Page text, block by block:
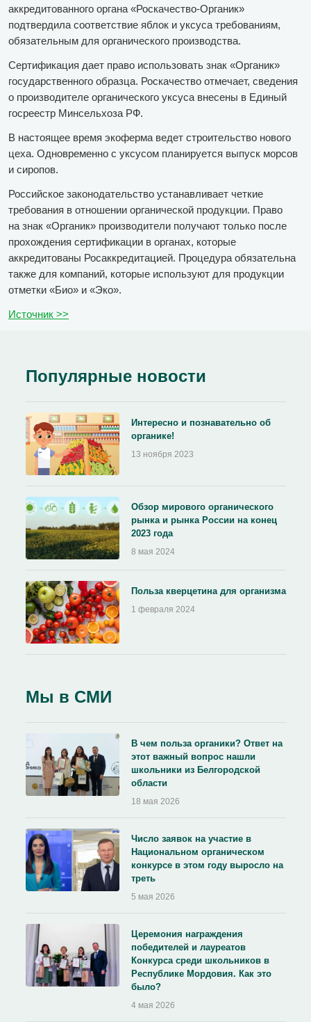
аккредитованного органа «Роскачество-Органик»
подтвердила соответствие яблок и уксуса требованиям,
обязательным для органического производства.
Сертификация дает право использовать знак «Органик»
государственного образца. Роскачество отмечает, сведения
о производителе органического уксуса внесены в Единый
госреестр Минсельхоза РФ.
В настоящее время экоферма ведет строительство нового
цеха. Одновременно с уксусом планируется выпуск морсов
и сиропов.
Российское законодательство устанавливает четкие
требования в отношении органической продукции. Право
на знак «Органик» производители получают только после
прохождения сертификации в органах, которые
аккредитованы Росаккредитацией. Процедура обязательна
также для компаний, которые используют для продукции
отметки «Био» и «Эко».
Источник >>
Популярные новости
Интересно и познавательно об
органике!
13 ноября 2023
Обзор мирового органического
рынка и рынка России на конец
2023 года
8 мая 2024
Польза кверцетина для организма
1 февраля 2024
Мы в СМИ
В чем польза органики? Ответ на
этот важный вопрос нашли
школьники из Белгородской
области
18 мая 2026
Число заявок на участие в
Национальном органическом
конкурсе в этом году выросло на
треть
5 мая 2026
Церемония награждения
победителей и лауреатов
Конкурса среди школьников в
Республике Мордовия. Как это
было?
4 мая 2026